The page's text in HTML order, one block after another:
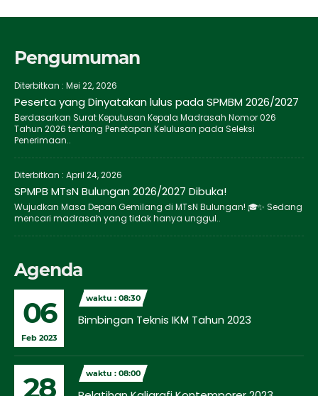
Pengumuman
Diterbitkan : Mei 22, 2026
Peserta yang Dinyatakan lulus pada SPMBM 2026/2027
Berdasarkan Surat Keputusan Kepala Madrasah Nomor 026
Tahun 2026 tentang Penetapan Kelulusan pada Seleksi
Penerimaan..
Diterbitkan : April 24, 2026
SPMPB MTsN Bulungan 2026/2027 Dibuka!
Wujudkan Masa Depan Gemilang di MTsN Bulungan! 🎓✨ Sedang
mencari madrasah yang tidak hanya unggul..
Agenda
06
Feb 2023
waktu : 08:30
Bimbingan Teknis IKM Tahun 2023
28 waktu : 08:00